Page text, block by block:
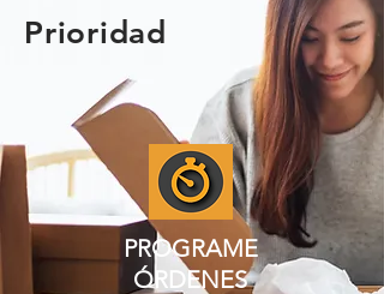
Prioridad
PROGRAME
ÓRDENES